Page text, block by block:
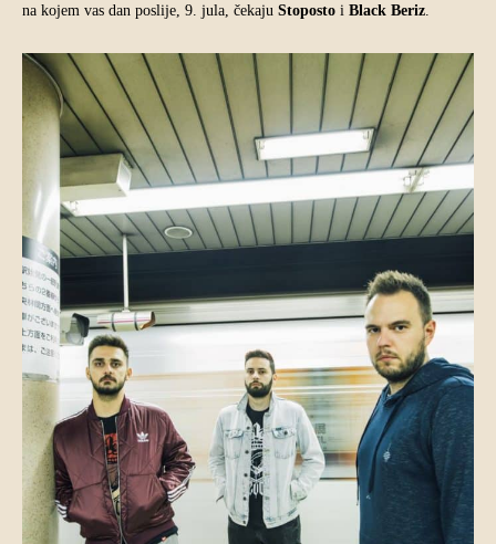
na kojem vas dan poslije, 9. jula, čekaju Stoposto i Black Beriz